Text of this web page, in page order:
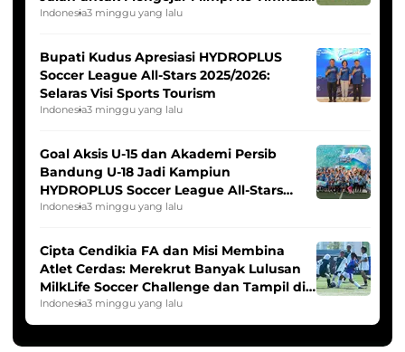
Indonesia Putri
Indonesia3 minggu yang lalu
Bupati Kudus Apresiasi HYDROPLUS
Soccer League All-Stars 2025/2026:
Selaras Visi Sports Tourism
Indonesia3 minggu yang lalu
Goal Aksis U-15 dan Akademi Persib
Bandung U-18 Jadi Kampiun
HYDROPLUS Soccer League All-Stars
2025/2026
Indonesia3 minggu yang lalu
Cipta Cendikia FA dan Misi Membina
Atlet Cerdas: Merekrut Banyak Lulusan
MilkLife Soccer Challenge dan Tampil di
HYDROPLUS Soccer League
Indonesia3 minggu yang lalu